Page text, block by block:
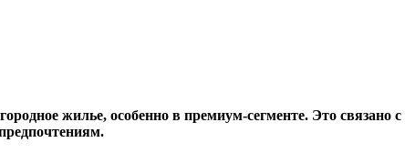
жилье, особенно в премиум-сегменте. Это связано